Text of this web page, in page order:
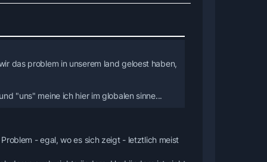
das problem in unserem land geloest haben,
"uns" meine ich hier im globalen sinne...
- egal, wo es sich zeigt - letztlich meist